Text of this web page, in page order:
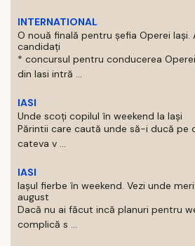
INTERNATIONAL
O nouă finală pentru șefia Operei Iași.
candidați
* concursul pentru conducerea
din Iasi intră ...
IASI
Unde scoți copilul în weekend la Iași
Părintii care caută unde să-i ducă pe
cateva v ...
IASI
Iașul fierbe în weekend. Vezi unde
august
Dacă nu ai făcut incă planuri pentru
complică s ...